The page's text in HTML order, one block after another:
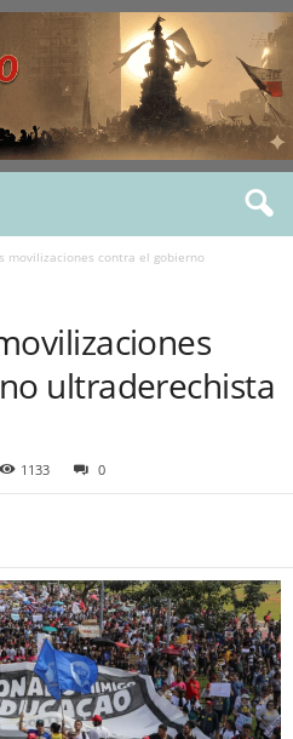
movilizaciones contra el gobierno
ultraderechista
1133 0